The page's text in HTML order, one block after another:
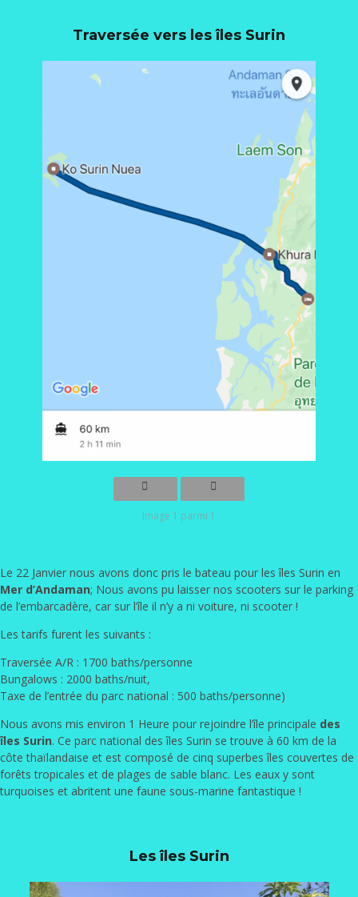
Traversée vers les îles Surin
Image 1 parmi 1
Le 22 Janvier nous avons donc pris le bateau pour les îles Surin en
Mer d’Andaman; Nous avons pu laisser nos scooters sur le parking
de l’embarcadère, car sur l’île il n’y a ni voiture, ni scooter !
Les tarifs furent les suivants :
Traversée A/R : 1700 baths/personne
Bungalows : 2000 baths/nuit,
Taxe de l’entrée du parc national : 500 baths/personne)
Nous avons mis environ 1 Heure pour rejoindre l’île principale des
îles Surin. Ce parc national des îles Surin se trouve à 60 km de la
côte thaïlandaise et est composé de cinq superbes îles couvertes de
forêts tropicales et de plages de sable blanc. Les eaux y sont
turquoises et abritent une faune sous-marine fantastique !
Les îles Surin